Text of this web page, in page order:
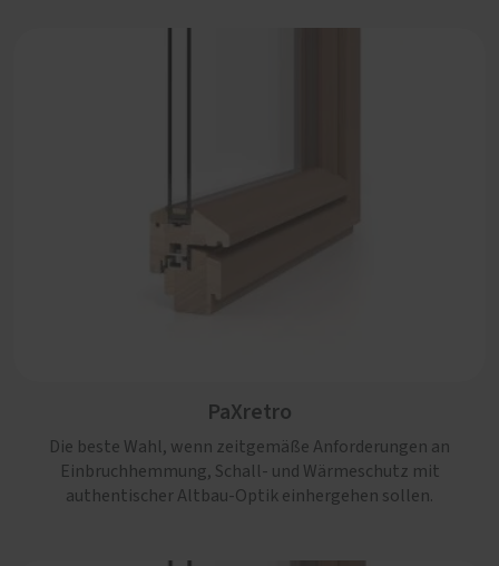
PaXretro
Die beste Wahl, wenn zeitgemäße Anforderungen an
Einbruchhemmung, Schall- und Wärmeschutz mit
authentischer Altbau-Optik einhergehen sollen.
Profil. Auch die große Bandbreite der möglichen
Ausstattungen ist einzigartig.